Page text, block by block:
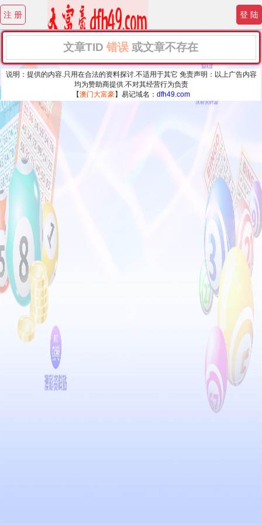
注 册 登 陆
文章TID错误或文章不存在
说明：提供的内容.只用在合法的资料探讨.不适用于其它 免责声明：以上广告内容
均为赞助商提供.不对其经营行为负责
【澳门大富豪】易记域名： dfh49.com